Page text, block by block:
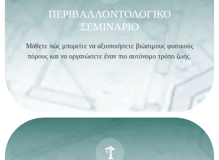
ΠΕΡΙΒΑΛΛΟΝΤΟΛΟΓΙΚΟ
ΣΕΜΙΝΑΡΙΟ
Μάθετε πώς μπορείτε να αξιοποιήσετε βιώσιμους φυσικούς
πόρους και να οργανώσετε έναν πιο αυτόνομο τρόπο ζωής.